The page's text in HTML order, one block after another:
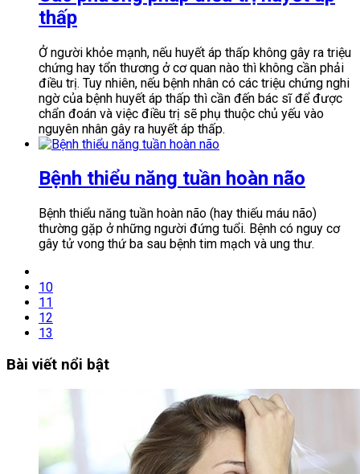
thấp
Ở người khỏe mạnh, nếu huyết áp thấp không gây ra triệu
chứng hay tổn thương ở cơ quan nào thì không cần phải
điều trị. Tuy nhiên, nếu bệnh nhân có các triệu chứng nghi
ngờ của bệnh huyết áp thấp thì cần đến bác sĩ để được
chẩn đoán và việc điều trị sẽ phụ thuộc chủ yếu vào
nguyên nhân gây ra huyết áp thấp.
Bệnh thiểu năng tuần hoàn não
Bệnh thiểu năng tuần hoàn não (hay thiếu máu não)
thường gặp ở những người đứng tuổi. Bệnh có nguy cơ
gây tử vong thứ ba sau bệnh tim mạch và ung thư.
10
11
12
13
Bài viết nổi bật